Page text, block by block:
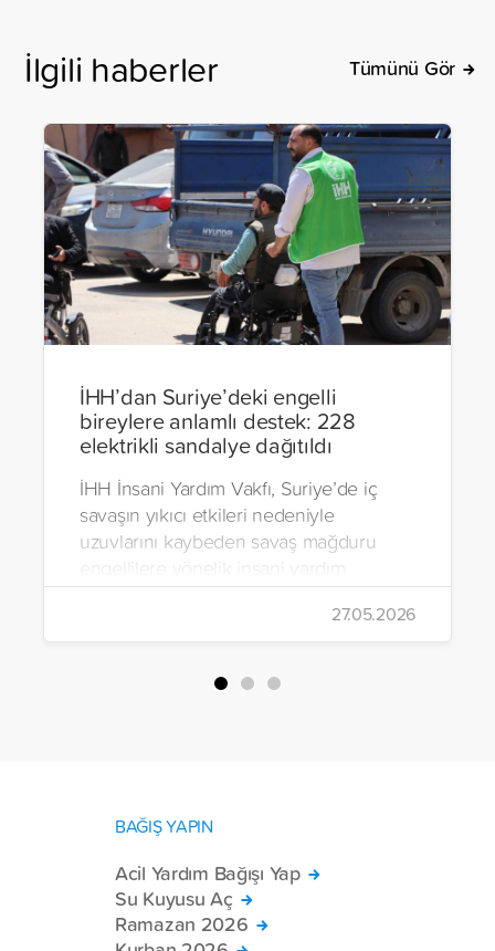
İlgili haberler Tümünü Gör
İHH’dan Suriye’deki engelli
bireylere anlamlı destek: 228
elektrikli sandalye dağıtıldı
İHH İnsani Yardım Vakfı, Suriye’de iç
savaşın yıkıcı etkileri nedeniyle
uzuvlarını kaybeden savaş mağduru
engellilere yönelik insani yardım
çalışmalarını aralıksız sürdürüyor. Vakıf,
yürütülen son projeyle Suriye’nin Şam,
Halep, Hama, Humus ve İdlib
bölgelerinde zor şartlarda yaşayan
27.05.2026
BAĞIŞ YAPIN
Acil Yardım Bağışı Yap
Su Kuyusu Aç
Ramazan 2026